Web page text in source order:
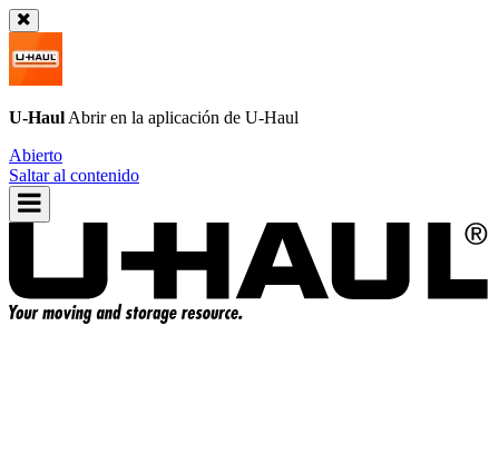
U-Haul Abrir en la aplicación de U-Haul
Abierto
Saltar al contenido